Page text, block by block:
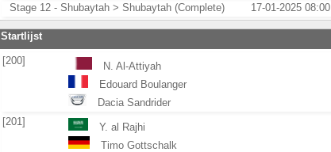
Stage 12 - Shubaytah > Shubaytah (Complete)
17-01-2025 08:00
Startlijst
[200]
N. Al-Attiyah
Edouard Boulanger
Dacia Sandrider
[201]
Y. al Rajhi
Timo Gottschalk